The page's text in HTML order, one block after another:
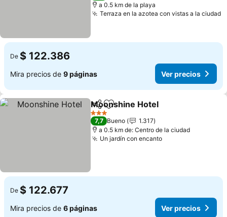
a 0.5 km de la playa
Terraza en la azotea con vistas a la ciudad
De $ 122.386
Mira precios de 9 páginas Ver precios
CompartirAgregar a favoritos
Moonshine Hotel
3 Estrellas
7,7 Bueno
1.317
a 0.5 km de: Centro de la ciudad
Un jardín con encantoVer precios
De $ 122.677
Mira precios de 6 páginas Ver precios